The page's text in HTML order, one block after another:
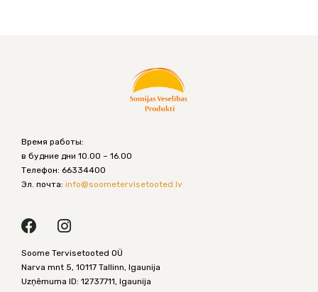
Время работы:
в будние дни 10.00 – 16.00
Телефон: 66334400
Эл. почта: info@soometervisetooted.lv
a
e
b
n
t
a
Soome Tervisetooted OÜ
Narva mnt 5, 10117 Tallinn, Igaunija
Uzņēmuma ID: 12737711, Igaunija